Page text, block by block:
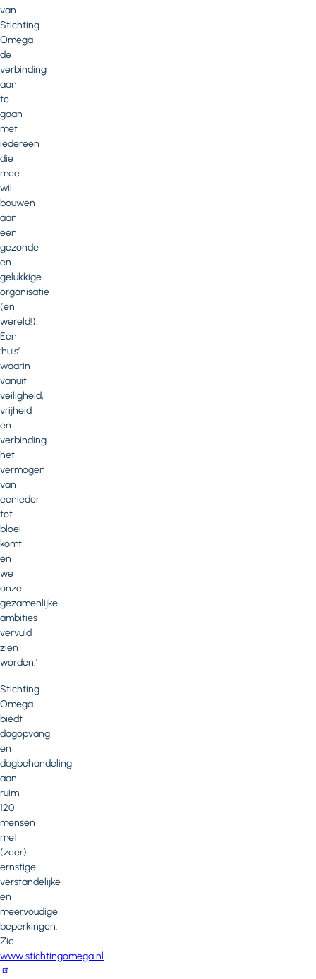
van
Stichting
Omega
de
verbinding
aan
te
gaan
met
iedereen
die
mee
wil
bouwen
aan
een
gezonde
en
gelukkige
organisatie
(en
wereld!).
Een
‘huis’
waarin
vanuit
veiligheid,
vrijheid
en
verbinding
het
vermogen
van
eenieder
tot
bloei
komt
en
we
onze
gezamenlijke
ambities
vervuld
zien
worden.’
Stichting
Omega
biedt
dagopvang
en
dagbehandeling
aan
ruim
120
mensen
met
(zeer)
ernstige
verstandelijke
en
meervoudige
beperkingen.
Zie
www.stichtingomega.nl